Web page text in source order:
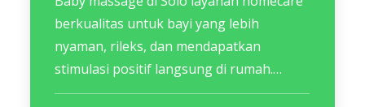
berkualitas untuk bayi yang lebih
nyaman, rileks, dan mendapatkan
stimulasi positif langsung di rumah.…